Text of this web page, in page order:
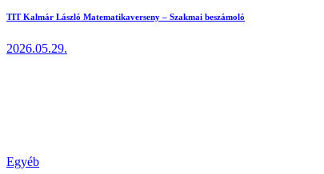
TIT Kalmár László Matematikaverseny – Szakmai beszámoló
2026.05.29.
Egyéb